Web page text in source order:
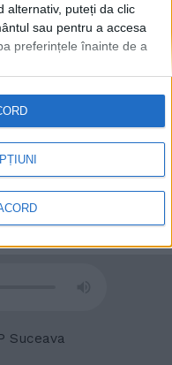
alternativ, puteți da clic
sau pentru a accesa
preferințele înainte de a
revenind la acest site
din partea de jos a
Suceava